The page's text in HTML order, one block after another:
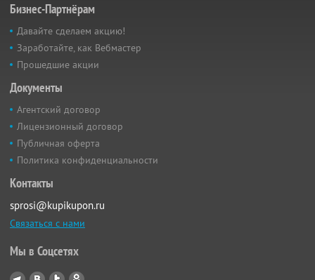
Бизнес-Партнёрам
Давайте сделаем акцию!
Заработайте, как Вебмастер
Прошедшие акции
Документы
Агентский договор
Лицензионный договор
Публичная оферта
Политика конфиденциальности
Контакты
sprosi@kupikupon.ru
Связаться с нами
Мы в Соцсетях